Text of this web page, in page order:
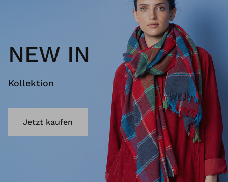
NEW IN
Kollektion
Jetzt kaufen